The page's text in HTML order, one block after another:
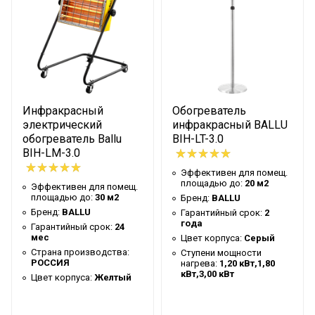
Ступени мощности нагрева
Макс. потребляемая мощность
Количество режимов нагрева
Защитная решетка
Да
Класс пылевлагозащищенности
IP24
Аварийное отключение при
сильном наклоне или
опрокидывании
Нет
Тип нагревательного элемента
Инфракрасный
Макс. эффективная высота
установки
Вариант размещения
Вертикальное
Вид установки (крепления)
Потолочная
Инфракрасный
электрический
обогреватель Ballu
BIH-LM-3.0
Эффективен для помещ.
площадью до: 30 м2
Бренд: BALLU
Гарантийный срок: 24
мес
Страна производства:
РОССИЯ
Цвет корпуса: Желтый
Обогреватель
инфракрасный BALLU
BIH-LT-3.0
Эффективен для помещ.
площадью до: 20 м2
Бренд: BALLU
Гарантийный срок: 2
года
Цвет корпуса: Серый
Ступени мощности
нагрева: 1,20 кВт,1,80
кВт,3,00 кВт